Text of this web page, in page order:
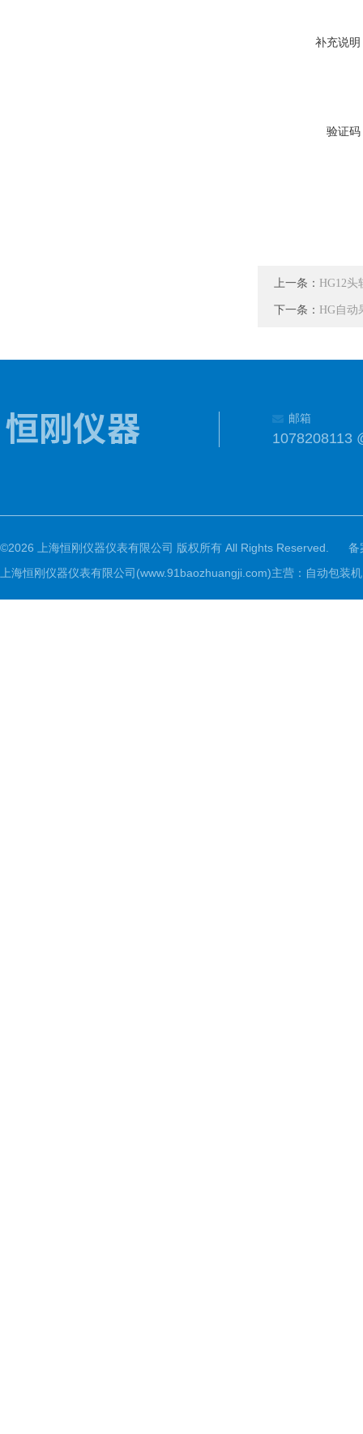
补充说明
验证码
上一条： HG12
下一条： HG自动
邮箱
1078208113
©2026 上海恒刚仪器仪表有限公司 版权所有 All Rights Reserved.
备
上海恒刚仪器仪表有限公司(www.91baozhuangji.com)主营：自动包